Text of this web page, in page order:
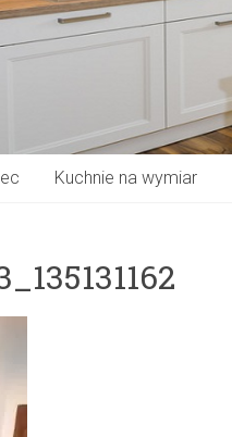
Kuchnie na wymiar